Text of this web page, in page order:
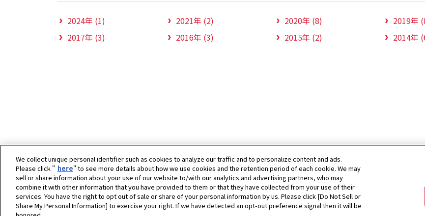
2024年 (1) 2021年 (2) 2020年 (8) 2019年
2017年 (3)
2016年 (3) 2015年 (2) 2014年
ホーム ヤンマーキャステクノ株式会社 ニュース 2014年 日刊工業新聞 「設計・開発フロンティア」コー
We collect unique personal identifier such as cookies to analyze our traffic and to personalize content and ads.
Please click " here" to see more details about how we use cookies and the retention period of each cookie. We may
sell or share information about your use of our website to/with our analytics and advertising partners, who may
combine it with other information that you have provided to them or that they have collected from your use of their
services. You have the right to opt out of sale or share of your personal information by us. Please click [Do Not Sell or
Share My Personal Information] to exercise your right. If we have detected an opt-out preference signal then it will be